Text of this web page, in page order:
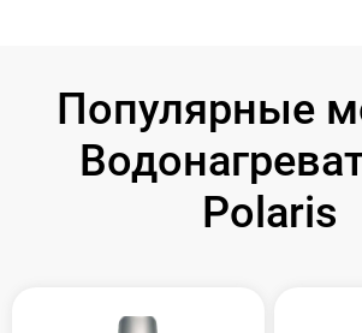
Популярные
Polaris